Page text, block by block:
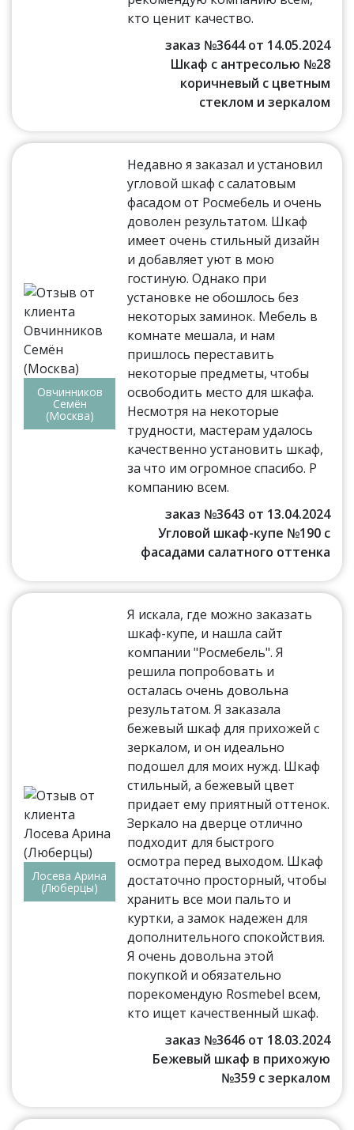
кто ценит качество.
заказ №3644 от 14.05.2024
Шкаф с антресолью №28
коричневый с цветным
стеклом и зеркалом
Овчинников
Семён
(Москва)
Недавно я заказал и установил
угловой шкаф с салатовым
фасадом от Росмебель и очень
доволен результатом. Шкаф
имеет очень стильный дизайн
и добавляет уют в мою
гостиную. Однако при
установке не обошлось без
некоторых заминок. Мебель в
комнате мешала, и нам
пришлось переставить
некоторые предметы, чтобы
освободить место для шкафа.
Несмотря на некоторые
трудности, мастерам удалось
качественно установить шкаф,
за что им огромное спасибо. Р
компанию всем.
заказ №3643 от 13.04.2024
Угловой шкаф-купе №190 с
фасадами салатного оттенка
Лосева Арина
(Люберцы)
Я искала, где можно заказать
шкаф-купе, и нашла сайт
компании "Росмебель". Я
решила попробовать и
осталась очень довольна
результатом. Я заказала
бежевый шкаф для прихожей с
зеркалом, и он идеально
подошел для моих нужд. Шкаф
стильный, а бежевый цвет
придает ему приятный оттенок.
Зеркало на дверце отлично
подходит для быстрого
осмотра перед выходом. Шкаф
достаточно просторный, чтобы
хранить все мои пальто и
куртки, а замок надежен для
дополнительного спокойствия.
Я очень довольна этой
покупкой и обязательно
порекомендую Rosmebel всем,
кто ищет качественный шкаф.
заказ №3646 от 18.03.2024
Бежевый шкаф в прихожую
№359 с зеркалом